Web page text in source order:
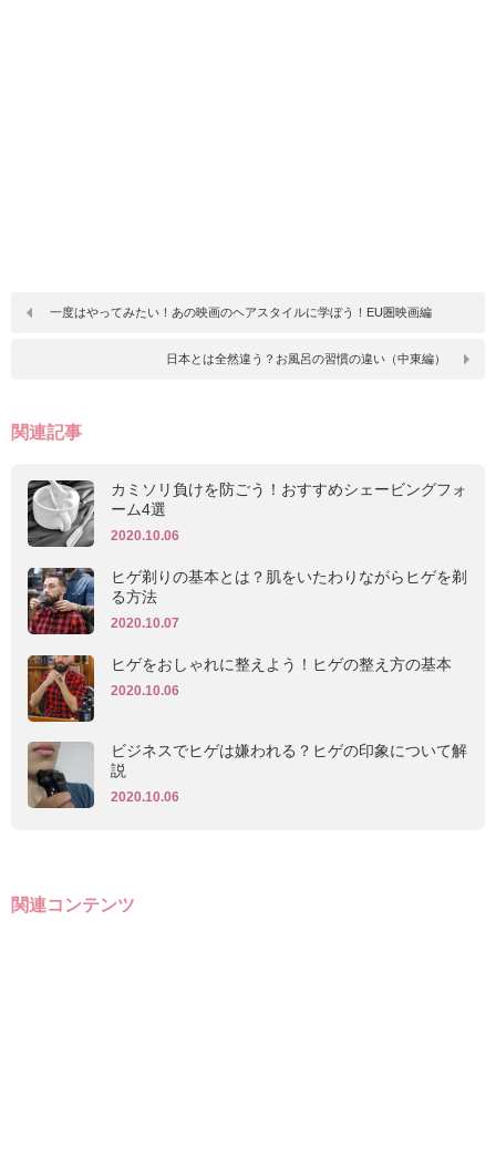
一度はやってみたい！あの映画のヘアスタイルに学ぼう！EU圏映画編
日本とは全然違う？お風呂の習慣の違い（中東編）
関連記事
カミソリ負けを防ごう！おすすめシェービングフォ
ーム4選
2020.10.06
ヒゲ剃りの基本とは？肌をいたわりながらヒゲを剃
る方法
2020.10.07
ヒゲをおしゃれに整えよう！ヒゲの整え方の基本
2020.10.06
ビジネスでヒゲは嫌われる？ヒゲの印象について解
説
2020.10.06
関連コンテンツ